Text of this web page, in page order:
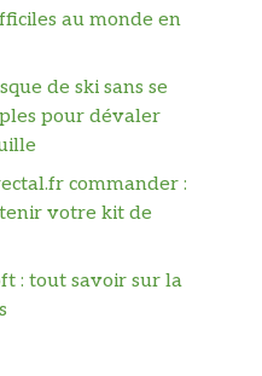
au monde en
de ski sans se
pour dévaler
commander :
votre kit de
: tout savoir sur la